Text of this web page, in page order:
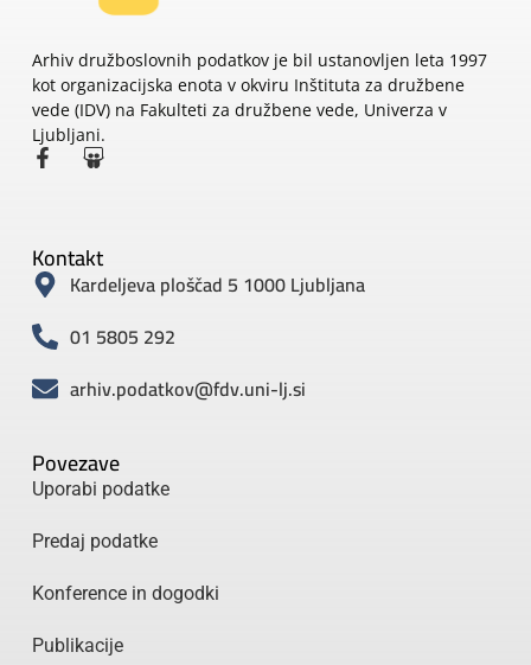
Arhiv družboslovnih podatkov je bil ustanovljen leta 1997
kot organizacijska enota v okviru Inštituta za družbene
vede (IDV) na Fakulteti za družbene vede, Univerza v
Ljubljani.
Povezave
Uporabi podatke
Predaj podatke
Konference in dogodki
Publikacije
Kontakt
Kardeljeva ploščad 5 1000 Ljubljana
01 5805 292
arhiv.podatkov@fdv.uni-lj.si